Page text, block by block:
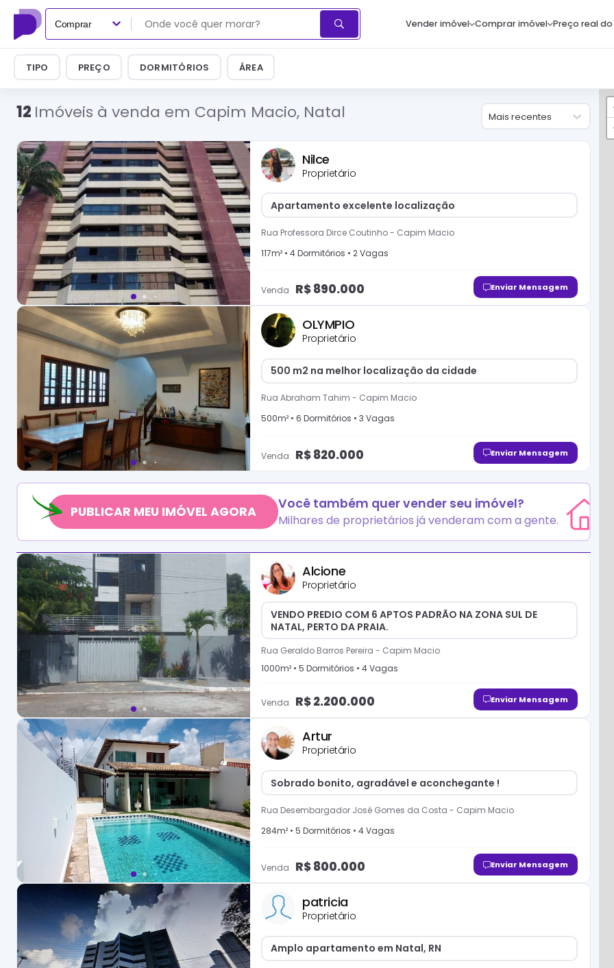
Comprar Vender imóvel Comprar imóvel Preço real do
TIPO PREÇO DORMITÓRIOS ÁREA
12 Imóveis à venda em Capim Macio, Natal Mais recentes
Nilce
Proprietário
Apartamento excelente localização
Rua Professora Dirce Coutinho- Capim Macio
117m² • 4Dormitórios • 2Vagas
Venda R$890.000 Enviar Mensagem
OLYMPIO
Proprietário
500 m2 na melhor localização da cidade
Rua Abraham Tahim - Capim Macio
500m² • 6 Dormitórios • 3 Vagas
Venda R$820.000 Enviar Mensagem
Você também quer vender seu imóvel?
Milhares de proprietários já venderam com a gente.
PUBLICAR MEU IMÓVEL AGORA
Alcione
Proprietário
VENDO PREDIO COM 6 APTOS PADRÃO NA ZONA SUL DE
NATAL, PERTO DA PRAIA.
Rua Geraldo Barros Pereira - Capim Macio
1000m² • 5 Dormitórios • 4Vagas
Venda R$2.200.000 Enviar Mensagem
Artur
Proprietário
Sobrado bonito, agradável e aconchegante !
Rua Desembargador José Gomes da Costa - Capim Macio
284m² • 5 Dormitórios • 4Vagas
Venda R$800.000 Enviar Mensagem
patricia
Proprietário
Amplo apartamento em Natal, RN